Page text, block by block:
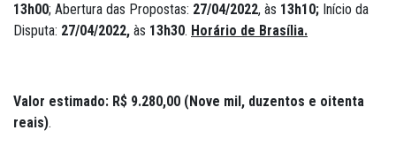
13h00; Abertura das Propostas: 27/04/2022, às 13h10; Início da
Disputa: 27/04/2022, às 13h30. Horário de Brasília.
Valor estimado: R$ 9.280,00 (Nove mil, duzentos e oitenta
reais).